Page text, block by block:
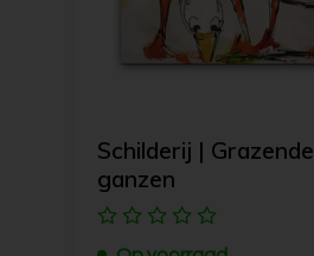
Schilderij | Grazende
ganzen